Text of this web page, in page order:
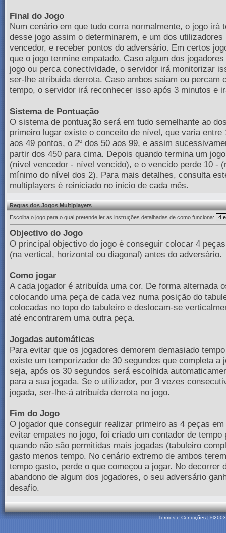
Final do Jogo
Num cenário em que tudo corra normalmente, o jogo irá
desse jogo assim o determinarem, e um dos
vencedor, e receber pontos do adversário. Em certos
que o jogo termine empatado. Caso algum dos
jogo ou perca conectividade, o servidor irá monitorizar
ser-lhe atribuida derrota. Caso ambos saiam ou percam
tempo, o servidor irá reconhecer isso após 3 minutos e
Sistema de Pontuação
O sistema de pontuação será em tudo semelhante ao
primeiro lugar existe o conceito de nível, que varia entre
aos 49 pontos, o 2º dos 50 aos 99, e assim
partir dos 450 para cima. Depois quando termina um
(nível vencedor - nível vencido), e o vencido perde 10 -
mínimo do nível dos 2). Para mais detalhes, consulta
multiplayers é reiniciado no inicio de cada mês.
Regras dos Jogos Multiplayers
Escolha o jogo para o qual pretende ler as instruções detalhadas de como funciona:
Objectivo do Jogo
O principal objectivo do jogo é conseguir colocar 4
(na vertical, horizontal ou diagonal) antes do adversário.
Como jogar
A cada jogador é atribuí­da uma cor. De forma alternada
colocando uma peça de cada vez numa posição do
colocadas no topo do tabuleiro e deslocam-se
até encontrarem uma outra peça.
Jogadas automáticas
Para evitar que os jogadores demorem demasiado
existe um temporizador de 30 segundos que completa a
seja, após os 30 segundos será escolhida
para a sua jogada. Se o utilizador, por 3 vezes
jogada, ser-lhe-á atribuída derrota no jogo.
Fim do Jogo
O jogador que conseguir realizar primeiro as 4 peças
evitar empates no jogo, foi criado um contador de tempo
quando não são permitidas mais jogadas (tabuleiro
gasto menos tempo. No cenário extremo de ambos
tempo gasto, perde o que começou a jogar. No decorrer
abandono de algum dos jogadores, o seu adversário
desafio.
Termos e Condições|